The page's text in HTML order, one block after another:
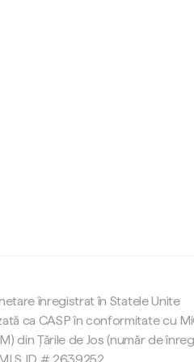
înregistrat în Statele Unite
ca CASP în conformitate cu
din Țările de Jos (număr de